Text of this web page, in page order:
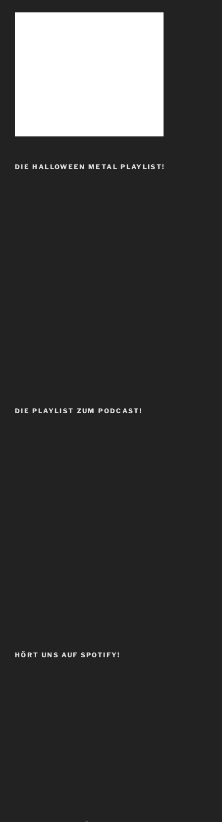
DIE HALLOWEEN METAL PLAYLIST!
DIE PLAYLIST ZUM PODCAST!
HÖRT UNS AUF SPOTIFY!